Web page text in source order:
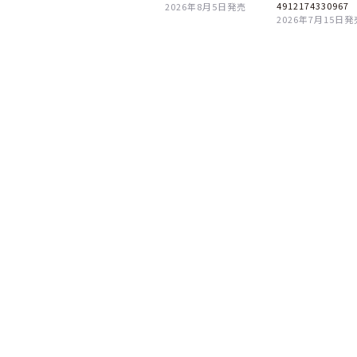
2026年8月5日発売
4912174330967
2026年7月15日発